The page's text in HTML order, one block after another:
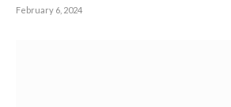
February 6, 2024